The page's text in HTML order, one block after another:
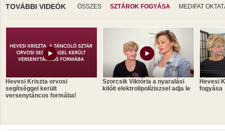
ÖSSZES SZTÁROK FOGYÁSA MEDIFAT
TOVÁBBI VIDEÓK
Hevesi Kriszta orvosi
segítséggel került
versenytáncos formába!
Szorcsik Viktória a nyaralási
kilóit elektrolipolíziszsel adja le
Hevesi
fogyása